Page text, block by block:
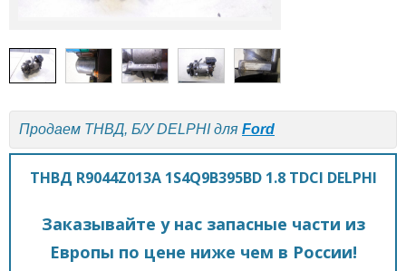
Продаем ТНВД, Б/У DELPHI для Ford
ТНВД R9044Z013A 1S4Q9B395BD 1.8 TDCI DELPHI
Заказывайте у нас запасные части из
Европы по цене ниже чем в России!